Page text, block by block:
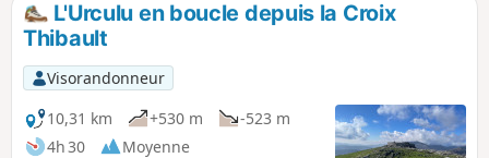
p
L'Urculu en boucle depuis la Croix
Thibault
Visorandonneur
10,31 km
+530 m
-523 m
4h 30
Moyenne